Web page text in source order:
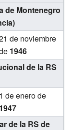
de Montenegro
de noviembre
1946
de la RS
1 de enero de
1947
de la RS de